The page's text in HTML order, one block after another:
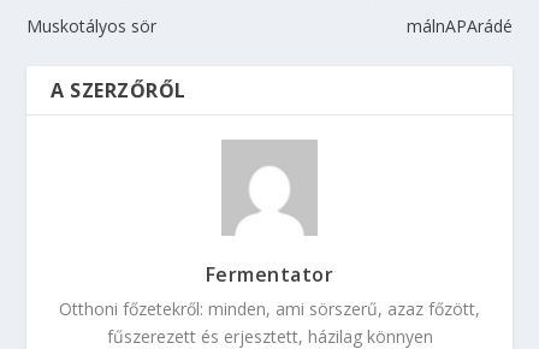
Muskotályos sör málnAPArádé
A SZERZŐRŐL
Fermentator
Otthoni főzetekről: minden, ami sörszerű, azaz főzött,
fűszerezett és erjesztett, házilag könnyen